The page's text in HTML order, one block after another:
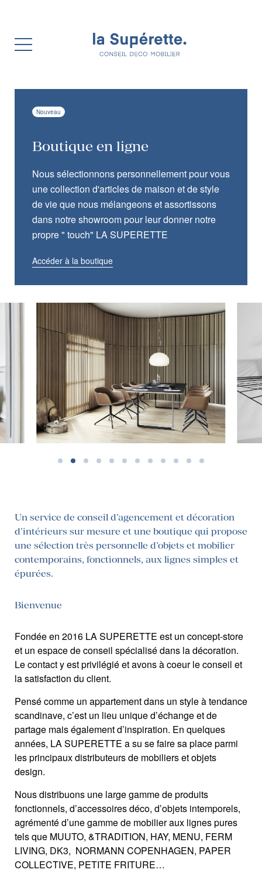
Nouveau
Boutique en ligne
Nous sélectionnons personnellement pour vous
une collection d'articles de maison et de style
de vie que nous mélangeons et assortissons
dans notre showroom pour leur donner notre
propre " touch" LA SUPERETTE
Accéder à la boutique
Un service de conseil d’agencement et décoration
d’intérieurs sur mesure et une boutique qui propose
une sélection très personnelle d’objets et mobilier
contemporains, fonctionnels, aux lignes simples et
épurées.
Bienvenue
Fondée en 2016 LA SUPERETTE est un concept-store
et un espace de conseil spécialisé dans la décoration.
Le contact y est privilégié et avons à coeur le conseil et
la satisfaction du client.
Pensé comme un appartement dans un style à tendance
scandinave, c’est un lieu unique d’échange et de
partage mais également d’inspiration. En quelques
années, LA SUPERETTE a su se faire sa place parmi
les principaux distributeurs de mobiliers et objets
design.
Nous distribuons une large gamme de produits
fonctionnels, d’accessoires déco, d’objets intemporels,
agrémenté d’une gamme de mobilier aux lignes pures
tels que MUUTO, &TRADITION, HAY, MENU, FERM
LIVING, DK3, NORMANN COPENHAGEN, PAPER
COLLECTIVE, PETITE FRITURE…